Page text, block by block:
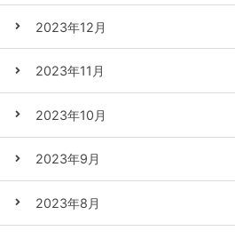
2023年12月
2023年11月
2023年10月
2023年9月
2023年8月